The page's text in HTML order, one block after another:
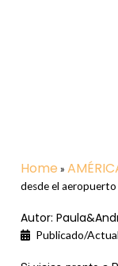
Home »
desde el aeropuerto
Autor:
Publicado/